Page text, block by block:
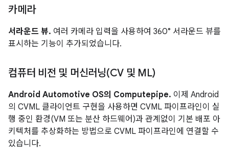
카메라
서라운드 뷰. 여러 카메라 입력을 사용하여 360° 서라운드 뷰를
표시하는 기능이 추가되었습니다.
컴퓨터 비전 및 머신러닝(CV 및 ML)
Android Automotive OS의 Computepipe. 이제 Android
의 CVML 클라이언트 구현을 사용하면 CVML 파이프라인이 실
행 중인 환경(VM 또는 분산 하드웨어)과 관계없이 기본 배포 아
키텍처를 추상화하는 방법으로 CVML 파이프라인에 연결할 수
있습니다.